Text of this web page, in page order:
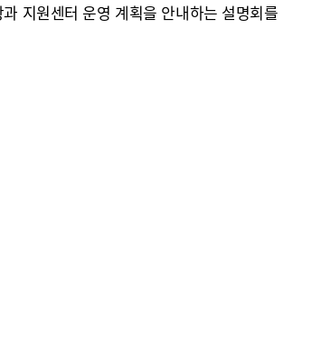
지원센터 운영 계획을 안내하는 설명회를